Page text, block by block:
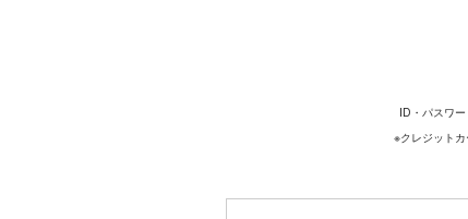
ID・パスワ
※クレジット